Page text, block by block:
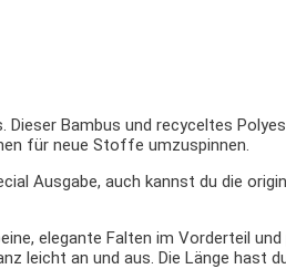
Dieser Bambus und recyceltes
für neue Stoffe umzuspinnen.
Ausgabe, auch kannst du die
elegante Falten im Vorderteil
leicht an und aus. Die Länge hast